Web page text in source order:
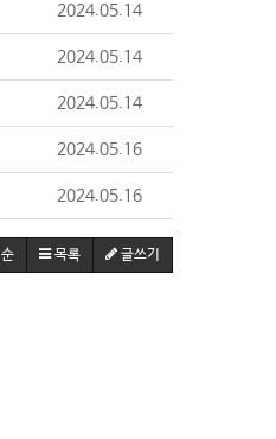
2024.05.14
2024.05.14
2024.05.14
2024.05.16
2024.05.16
목록 글쓰기